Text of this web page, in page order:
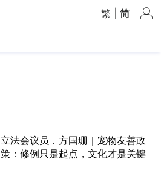
繁 简
立法会议员．方国珊｜宠物友善政
策：修例只是起点，文化才是关键